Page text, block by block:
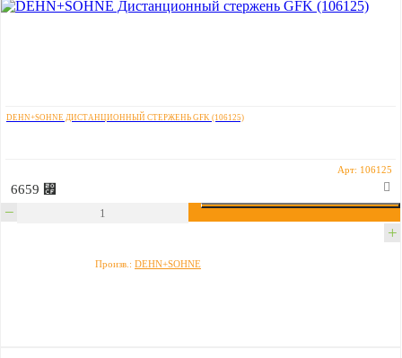
DEHN+SOHNE ДИСТАНЦИОННЫЙ СТЕРЖЕНЬ GFK (106125)
Арт: 106125
6659 ⃏
Произв.: DEHN+SOHNE